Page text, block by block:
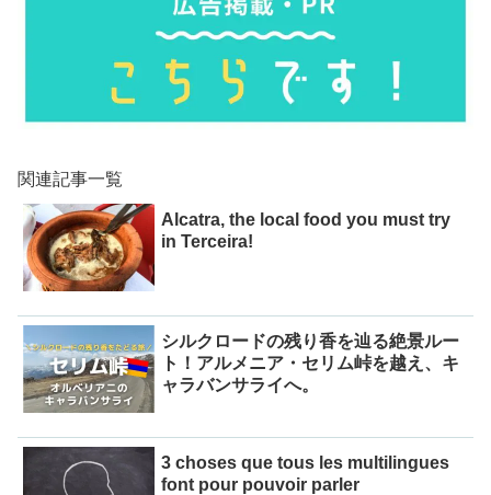
関連記事一覧
Alcatra, the local food you must try
in Terceira!
シルクロードの残り香を辿る絶景ルー
ト！アルメニア・セリム峠を越え、キ
ャラバンサライへ。
3 choses que tous les multilingues
font pour pouvoir parler